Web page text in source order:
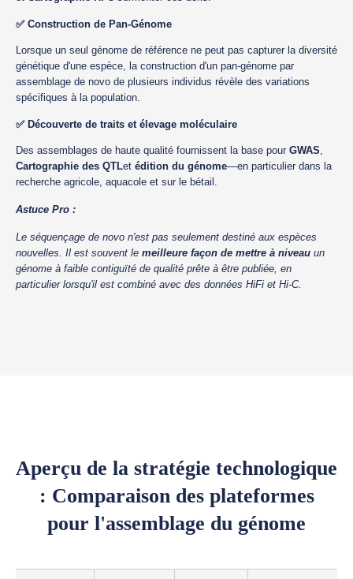
✅ Construction de Pan-Génome
Lorsque un seul génome de référence ne peut pas capturer la diversité
génétique d'une espèce, la construction d'un pan-génome par
assemblage de novo de plusieurs individus révèle des variations
spécifiques à la population.
✅ Découverte de traits et élevage moléculaire
Des assemblages de haute qualité fournissent la base pour GWAS,
Cartographie des QTLet édition du génome—en particulier dans la
recherche agricole, aquacole et sur le bétail.
Astuce Pro :
Le séquençage de novo n'est pas seulement destiné aux espèces
nouvelles. Il est souvent le meilleure façon de mettre à niveau un
génome à faible contiguïté de qualité prête à être publiée, en
particulier lorsqu'il est combiné avec des données HiFi et Hi-C.
Aperçu de la stratégie technologique
: Comparaison des plateformes
pour l'assemblage du génome